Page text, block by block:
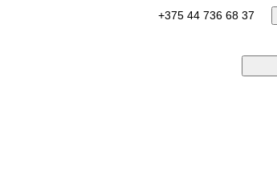
+375 44 736 68 37